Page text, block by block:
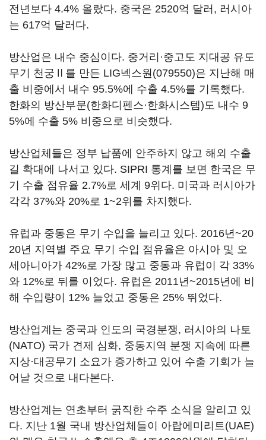
전년보다 4.4% 올랐다. 중국은 2520억 달러, 러시아
는 617억 달러다.
방산업은 내수 중심이다. 중거리·중고도 지대공 유도
무기 천궁Ⅱ를 만든 LIG넥스원(079550)은 지난해 매
출 비중에서 내수 95.5%에 수출 4.5%를 기록했다.
한화의 방산부문(한화디펜스·한화시스템)도 내수 9
5%에 수출 5% 비중으로 비슷했다.
방산업체들은 정부 납품에 안주하지 않고 해외 수출
길 확대에 나서고 있다. SIPRI 통계를 보면 한국은 무
기 수출 점유율 2.7%로 세계 9위다. 미국과 러시아가
각각 37%와 20%로 1~2위를 차지했다.
유럽과 중동은 무기 수입을 늘리고 있다. 2016년~20
20년 지역별 주요 무기 수입 점유율은 아시아 및 오
세아니아가 42%로 가장 많고 중동과 유럽이 각 33%
와 12%로 뒤를 이었다. 유럽은 2011년~2015년에 비
해 수입량이 12% 늘었고 중동은 25% 뛰었다.
방산업계는 중국과 인도의 국경분쟁, 러시아의 나토
(NATO) 국가 견제 심화, 중동지역 분쟁 지속에 따른
지상·대공무기 소요가 증가하고 있어 수출 기회가 늘
어날 것으로 내다본다.
방산업계는 연초부터 굵직한 수주 소식을 알리고 있
다. 지난 1월 국내 방산업체들이 아랍에미리트(UAE)